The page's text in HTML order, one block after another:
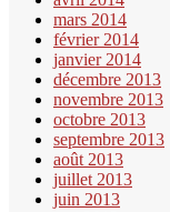
mars 2014
février 2014
janvier 2014
décembre 2013
novembre 2013
octobre 2013
septembre 2013
août 2013
juillet 2013
juin 2013